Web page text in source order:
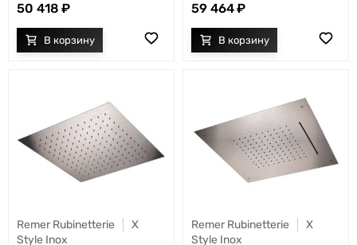
50 418 59 464
Remer Rubinetterie
X
Style Inox
Remer Rubinetterie
X
Style Inox